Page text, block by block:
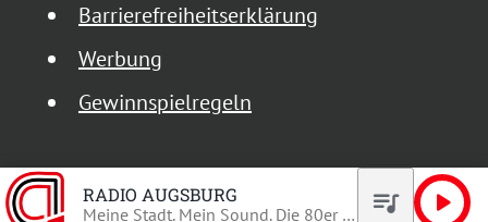
Barrierefreiheitserklärung
Werbung
Gewinnspielregeln
RADIO AUGSBURG
Meine Stadt. Mein Sound. Die 80er und 90er. play_arrow
queue_music